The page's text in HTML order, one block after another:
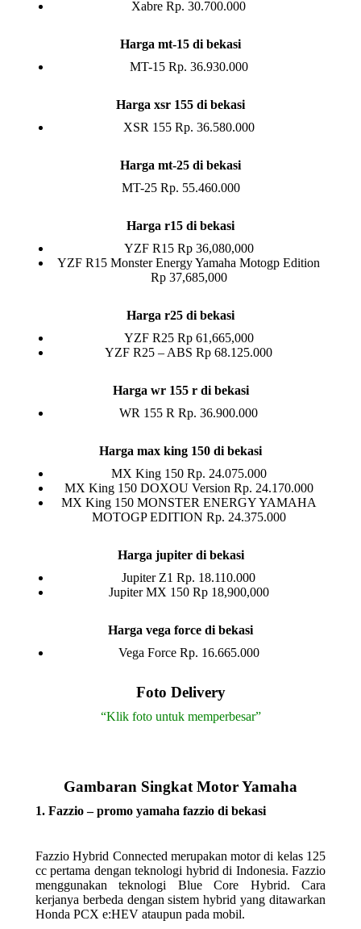
Xabre Rp. 30.700.000
Harga mt-15 di bekasi
MT-15 Rp. 36.930.000
Harga xsr 155 di bekasi
XSR 155 Rp. 36.580.000
Harga mt-25 di bekasi
MT-25 Rp. 55.460.000
Harga r15 di bekasi
YZF R15 Rp 36,080,000
YZF R15 Monster Energy Yamaha Motogp Edition
Rp 37,685,000
Harga r25 di bekasi
YZF R25 Rp 61,665,000
YZF R25 – ABS Rp 68.125.000
Harga wr 155 r di bekasi
WR 155 R Rp. 36.900.000
Harga max king 150 di bekasi
MX King 150 Rp. 24.075.000
MX King 150 DOXOU Version Rp. 24.170.000
MX King 150 MONSTER ENERGY YAMAHA
MOTOGP EDITION Rp. 24.375.000
Harga jupiter di bekasi
Jupiter Z1 Rp. 18.110.000
Jupiter MX 150 Rp 18,900,000
Harga vega force di bekasi
Vega Force Rp. 16.665.000
Foto Delivery
“Klik foto untuk memperbesar”
Gambaran Singkat Motor Yamaha
1. Fazzio – promo yamaha fazzio di bekasi
Fazzio Hybrid Connected merupakan motor di kelas 125
cc pertama dengan teknologi hybrid di Indonesia. Fazzio
menggunakan teknologi Blue Core Hybrid. Cara
kerjanya berbeda dengan sistem hybrid yang ditawarkan
Honda PCX e:HEV ataupun pada mobil.